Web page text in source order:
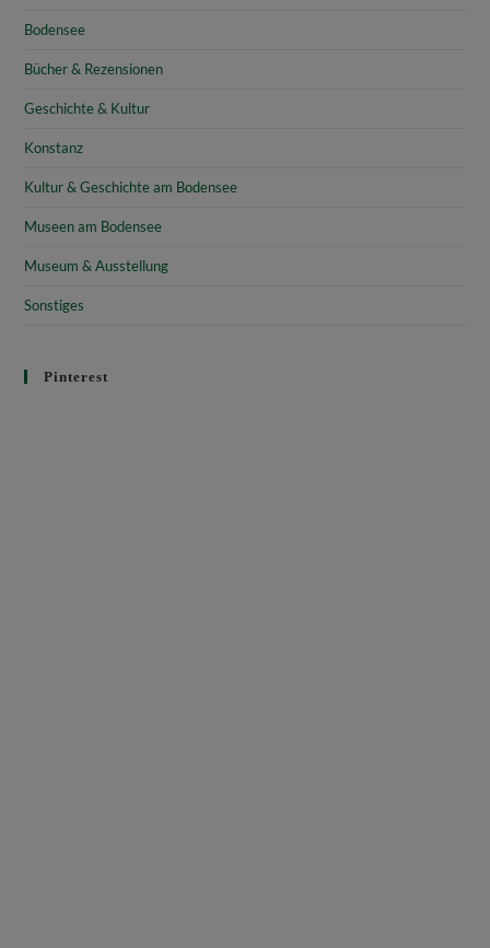
Bodensee
Bücher & Rezensionen
Geschichte & Kultur
Konstanz
Kultur & Geschichte am Bodensee
Museen am Bodensee
Museum & Ausstellung
Sonstiges
Pinterest